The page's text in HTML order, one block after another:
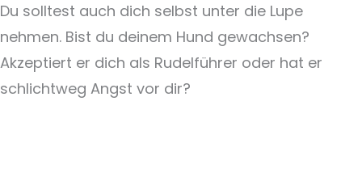
Du solltest auch dich selbst unter die Lupe
nehmen. Bist du deinem Hund gewachsen?
Akzeptiert er dich als Rudelführer oder hat er
schlichtweg Angst vor dir?